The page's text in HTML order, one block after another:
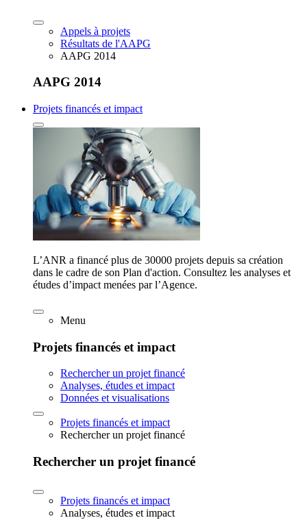
Appels à projets
Résultats de l'AAPG
AAPG 2014
AAPG 2014
Projets financés et impact
L’ANR a financé plus de 30000 projets depuis sa création
dans le cadre de son Plan d'action. Consultez les analyses et
études d’impact menées par l’Agence.
Menu
Projets financés et impact
Rechercher un projet financé
Analyses, études et impact
Données et visualisations
Projets financés et impact
Rechercher un projet financé
Rechercher un projet financé
Projets financés et impact
Analyses, études et impact